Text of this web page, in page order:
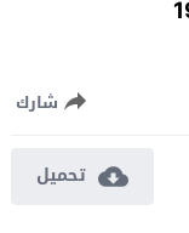
شارك
تحميل